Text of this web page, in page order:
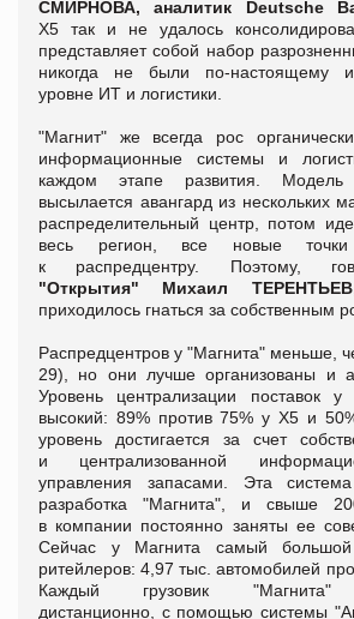
СМИРНОВА, аналитик Deutsche
Х5 так и не удалось
представляет собой набор
никогда не были по-настоящему
уровне ИТ и логистики.
"Магнит" же всегда рос
информационные системы и
каждом этапе развития. Модель
высылается авангард из нескольких
распределительный центр, потом
весь регион, все новые точки
к распредцентру. Поэтому,
"Открытия" Михаил ТЕРЕНТЬЕВ
приходилось гнаться за собственным
Распредцентров у "Магнита" меньше,
29), но они лучше организованы и
Уровень централизации поставок
высокий: 89% против 75% у X5 и
уровень достигается за счет
и централизованной
управления запасами. Эта
разработка "Магнита", и свыше
в компании постоянно заняты ее
Сейчас у Магнита самый большой
ритейлеров: 4,97 тыс. автомобилей
Каждый грузовик "Магнита"
дистанционно, с помощью системы